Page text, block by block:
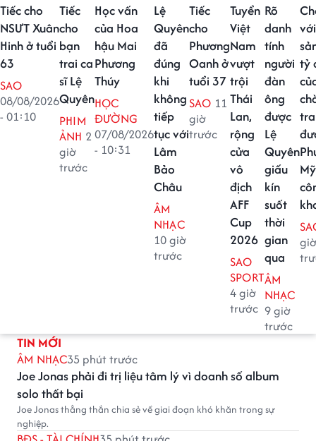
Tiếc cho
NSƯT Xuân
Hinh ở tuổi
63
SAO
08/08/2026
- 01:10
Tiếc
cho
bạn
trai ca
sĩ Lệ
Quyên
PHIM
ẢNH 2
giờ
trước
Học vấn
của Hoa
hậu Mai
Phương
Thúy
HỌC
ĐƯỜNG
07/08/2026
- 10:31
Lệ
Quyên
đã
đúng
khi
không
tiếp
tục với
Lâm
Bảo
Châu
ÂM
NHẠC
10 giờ
trước
Tiếc
cho
Phương
Oanh ở
tuổi 37
SAO 11
giờ
trước
Tuyển
Việt
Nam
vượt
trội
Thái
Lan,
rộng
cửa
vô
địch
AFF
Cup
2026
SAO
SPORT
4 giờ
trước
Rõ
danh
tính
người
đàn
ông
được
Lệ
Quyên
giấu
kín
suốt
thời
gian
qua
ÂM
NHẠC
9 giờ
trước
tỷ
giờ
TIN MỚI
ÂM NHẠC35 phút trước
Joe Jonas phải đi trị liệu tâm lý vì doanh số album
solo thất bại
Joe Jonas thẳng thắn chia sẻ về giai đoạn khó khăn trong sự
nghiệp.